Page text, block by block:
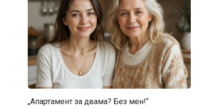
„Апартамент за двама? Без мен!“